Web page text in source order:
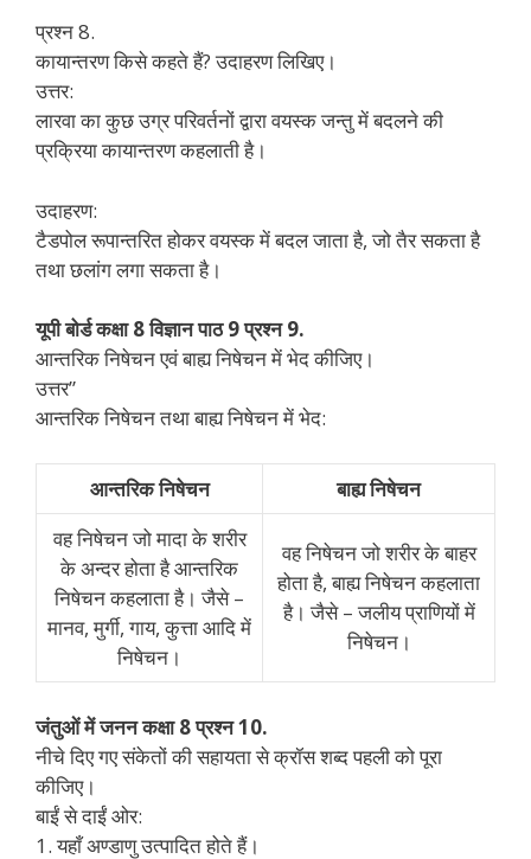
प्रश्न 8.
कायान्तरण किसे कहते हैं? उदाहरण लिखिए।
उत्तर:
लारवा का कुछ उग्र परिवर्तनों द्वारा वयस्क जन्तु में बदलने की
प्रक्रिया कायान्तरण कहलाती है।
उदाहरण:
टैडपोल रूपान्तरित होकर वयस्क में बदल जाता है, जो तैर सकता है
तथा छलांग लगा सकता है।
यूपी बोर्ड कक्षा 8 विज्ञान पाठ 9 प्रश्न 9.
आन्तरिक निषेचन एवं बाह्य निषेचन में भेद कीजिए।
उत्तर”
आन्तरिक निषेचन तथा बाह्य निषेचन में भेद:
आन्तरिक निषेचन
बाह्य निषेचन
वह निषेचन जो मादा के शरीर
के अन्दर होता है आन्तरिक
निषेचन कहलाता है। जैसे –
मानव, मुर्गी, गाय, कुत्ता आदि में
निषेचन।
वह निषेचन जो शरीर के बाहर
होता है, बाह्य निषेचन कहलाता
है। जैसे – जलीय प्राणियों में
निषेचन।
जंतुओं में जनन कक्षा 8 प्रश्न 10.
नीचे दिए गए संकेतों की सहायता से क्रॉस शब्द पहली को पूरा
कीजिए।
बाईं से दाईं ओर:
1. यहाँ अण्डाणु उत्पादित होते हैं।